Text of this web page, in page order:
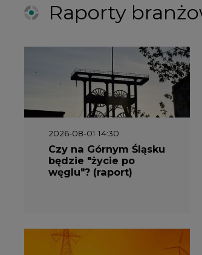
Raporty
2026-08-01 14:30
Czy na Górnym Śląsku
będzie "życie po
węglu"? (raport)